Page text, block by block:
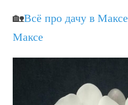
🏡Всё про дачу в Максе
Максе